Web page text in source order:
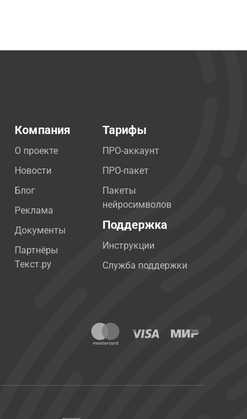
Компания
О проекте
Новости
Блог
Реклама
Документы
Партнёры
Текст.ру
Тарифы
ПРО-аккаунт
ПРО-пакет
Пакеты
нейросимволов
Поддержка
Инструкции
Служба поддержки